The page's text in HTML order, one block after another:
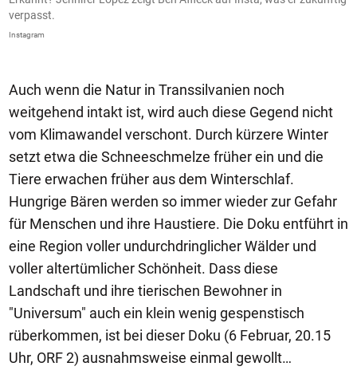
verpasst.
Instagram
Auch wenn die Natur in Transsilvanien noch
weitgehend intakt ist, wird auch diese Gegend nicht
vom Klimawandel verschont. Durch kürzere Winter
setzt etwa die Schneeschmelze früher ein und die
Tiere erwachen früher aus dem Winterschlaf.
Hungrige Bären werden so immer wieder zur Gefahr
für Menschen und ihre Haustiere. Die Doku entführt in
eine Region voller undurchdringlicher Wälder und
voller altertümlicher Schönheit. Dass diese
Landschaft und ihre tierischen Bewohner in
"Universum" auch ein klein wenig gespenstisch
rüberkommen, ist bei dieser Doku (6 Februar, 20.15
Uhr, ORF 2) ausnahmsweise einmal gewollt…